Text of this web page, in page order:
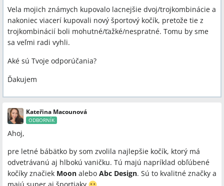
Vela mojich známych kupovalo lacnejšie dvoj/trojkombinácie a
nakoniec viacerí kupovali nový športový kočík, pretože tie z
trojkombinácií boli mohutné/ťažké/nespratné. Tomu by sme
sa veľmi radi vyhli.
Aké sú Tvoje odporúčania?
Ďakujem
Kateřina Macounová
ODBORNÍK
Ahoj,
pre letné bábätko by som zvolila najlepšie kočík, ktorý má
odvetrávanú aj hlbokú vaničku. Tú majú napríklad obľúbené
kočíky značiek Moon alebo Abc Design. Sú to kvalitné značky a